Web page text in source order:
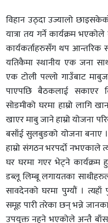
विहान उठ्दा उज्यालो
यात्रा तय गर्ने कार्यक्रम
कार्यकर्ताहरुसँग थप आन्तरिक
यतिकैमा स्थानीय एक जना
एक टोली पल्लो गाउँबाट
पाएपछि बैठकलाई सकाएर
सोङमीको घरमा हाम्रो लागि
खाएर माबु जाने हाम्रो योजना
बसाँई सुलबुङको योजना बनाए
हाम्रो संगठन भरपर्दो नभएकाले
घर घरमा गएर भेट्ने कार्यक्रम
डब्लू लिम्बू लगायतका
सावदेनको घरमा पुग्यौं । त्यहाँ
समूह पारी तरेका छन् भन्ने
उपयुक्त नहुने भएकोले अन्तै बाँस